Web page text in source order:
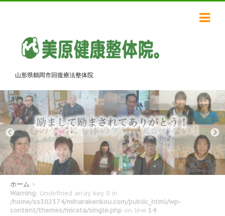
山形県鶴岡市回復療法整体院
ホーム >
Warning: Undefined array key 0 in
/home/xs302374/miharakenkou.com/public_html/wp-
content/themes/micata/single.php on line 14